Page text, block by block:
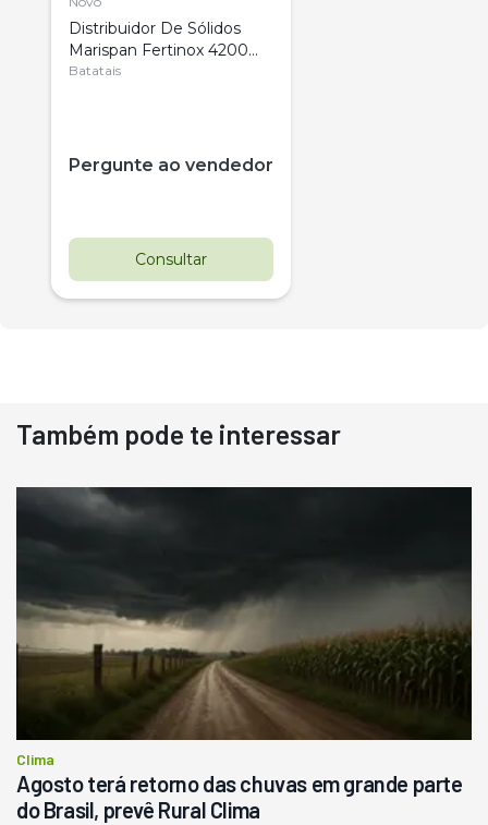
Distribuidor De Sólidos
Marispan Fertinox 4200
Citrus
Batatais
Pergunte ao vendedor
Consultar
Destaque
Usado
Pá Carregadeira Cat 966
R$ 145.000
Consultar
Também pode te interessar
Clima
Agosto terá retorno das chuvas em grande parte
do Brasil, prevê Rural Clima